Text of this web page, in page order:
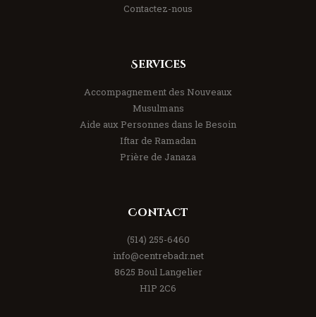
Contactez-nous
Services
Accompagnement des Nouveaux
Musulmans
Aide aux Personnes dans le Besoin
Iftar de Ramadan
Prière de Janaza
Contact
(514) 255-6460
info@centrebadr.net
8625 Boul Langelier
H1P 2C6